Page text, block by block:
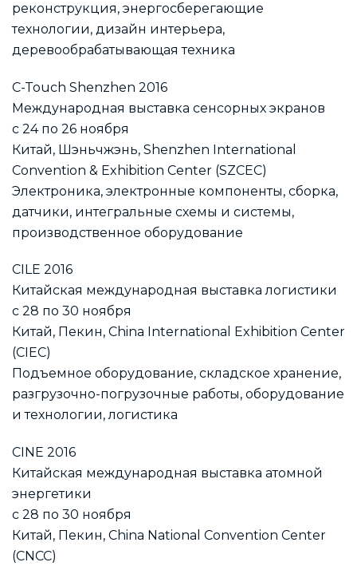
реконструкция, энергосберегающие
технологии, дизайн интерьера,
деревообрабатывающая техника
C-Touch Shenzhen 2016
Международная выставка сенсорных экранов
с 24 по 26 ноября
Китай, Шэньчжэнь, Shenzhen International
Convention & Exhibition Center (SZCEC)
Электроника, электронные компоненты, сборка,
датчики, интегральные схемы и системы,
производственное оборудование
CILE 2016
Китайская международная выставка логистики
с 28 по 30 ноября
Китай, Пекин, China International Exhibition Center
(CIEC)
Подъемное оборудование, складское хранение,
разгрузочно-погрузочные работы, оборудование
и технологии, логистика
CINE 2016
Китайская международная выставка атомной
энергетики
с 28 по 30 ноября
Китай, Пекин, China National Convention Center
(CNCC)